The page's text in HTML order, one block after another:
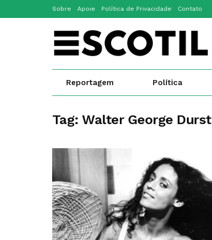
Sobre Apoie Política de Privacidade Contato
Reportagem Política
Tag:Walter George Durst